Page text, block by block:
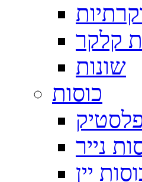
קלקר
שונות
כוסות
נייר
יין